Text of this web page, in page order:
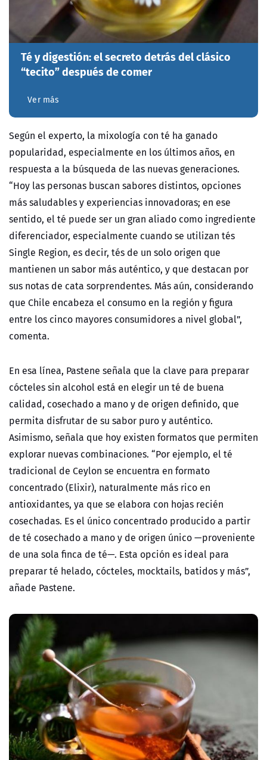
Té y digestión: el secreto detrás del clásico
“tecito” después de comer
Ver más
Según el experto, la mixología con té ha ganado
popularidad, especialmente en los últimos años, en
respuesta a la búsqueda de las nuevas generaciones.
“Hoy las personas buscan sabores distintos, opciones
más saludables y experiencias innovadoras; en ese
sentido, el té puede ser un gran aliado como ingrediente
diferenciador, especialmente cuando se utilizan tés
Single Region, es decir, tés de un solo origen que
mantienen un sabor más auténtico, y que destacan por
sus notas de cata sorprendentes. Más aún, considerando
que Chile encabeza el consumo en la región y figura
entre los cinco mayores consumidores a nivel global”,
comenta.
En esa línea, Pastene señala que la clave para preparar
cócteles sin alcohol está en elegir un té de buena
calidad, cosechado a mano y de origen definido, que
permita disfrutar de su sabor puro y auténtico.
Asimismo, señala que hoy existen formatos que permiten
explorar nuevas combinaciones. “Por ejemplo, el té
tradicional de Ceylon se encuentra en formato
concentrado (Elixir), naturalmente más rico en
antioxidantes, ya que se elabora con hojas recién
cosechadas. Es el único concentrado producido a partir
de té cosechado a mano y de origen único —proveniente
de una sola finca de té—. Esta opción es ideal para
preparar té helado, cócteles, mocktails, batidos y más”,
añade Pastene.